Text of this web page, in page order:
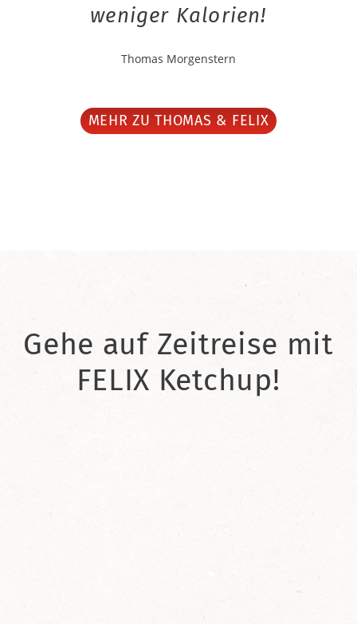
weniger Kalorien!
Thomas Morgenstern
MEHR ZU THOMAS & FELIX
Gehe auf Zeitreise mit
FELIX Ketchup!